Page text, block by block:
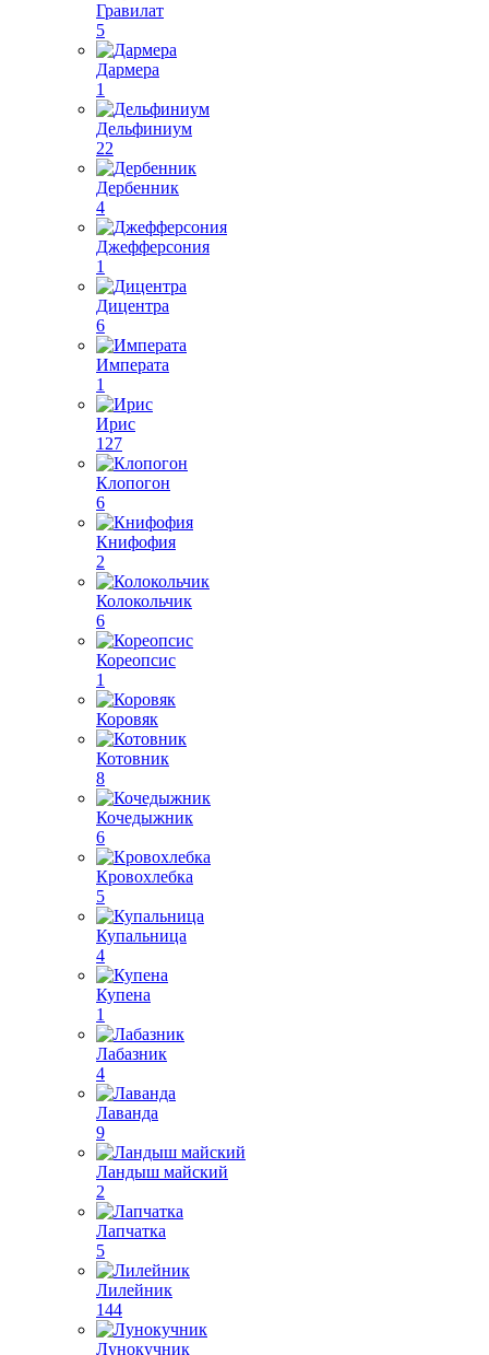
Гравилат
5
Дармера
1
Дельфиниум
22
Дербенник
4
Джефферсония
1
Дицентра
6
Императа
1
Ирис
127
Клопогон
6
Книфофия
2
Колокольчик
6
Кореопсис
1
Коровяк
Котовник
8
Кочедыжник
6
Кровохлебка
5
Купальница
4
Купена
1
Лабазник
4
Лаванда
9
Ландыш майский
2
Лапчатка
5
Лилейник
144
Лунокучник